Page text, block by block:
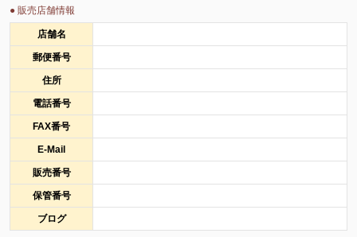
● 販売店舗情報
店舗名
郵便番号
住所
電話番号
FAX番号
E-Mail
販売番号
保管番号
ブログ